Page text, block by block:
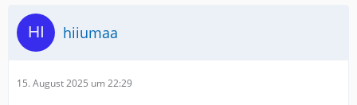
hiiumaa
15. August 2025 um 22:29